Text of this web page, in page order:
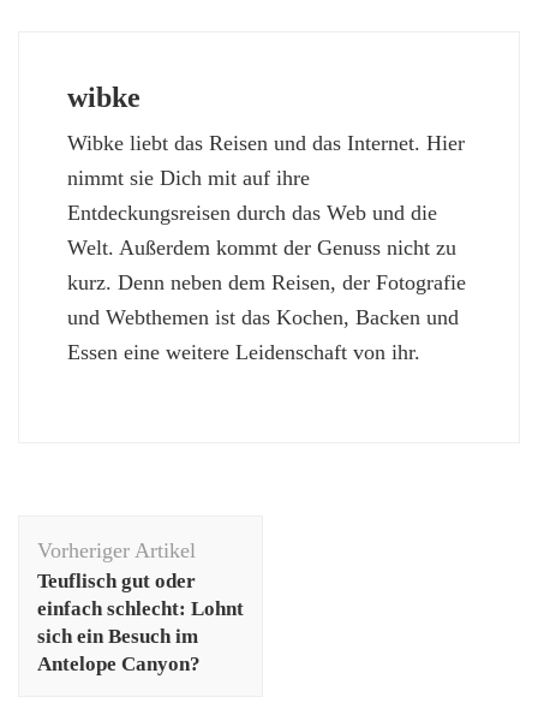
wibke
Wibke liebt das Reisen und das Internet. Hier
nimmt sie Dich mit auf ihre
Entdeckungsreisen durch das Web und die
Welt. Außerdem kommt der Genuss nicht zu
kurz. Denn neben dem Reisen, der Fotografie
und Webthemen ist das Kochen, Backen und
Essen eine weitere Leidenschaft von ihr.
Vorheriger Artikel
Teuflisch gut oder
einfach schlecht: Lohnt
sich ein Besuch im
Antelope Canyon?